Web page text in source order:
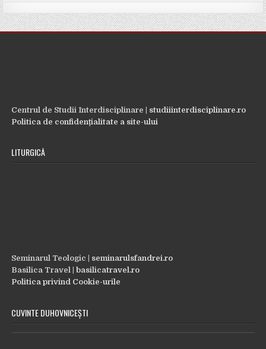
Centrul de Studii Interdisciplinare | studiiinterdisciplinare.ro
Politica de confidențialitate a site-ului
LITURGICĂ
Seminarul Teologic | seminarulsfandrei.ro
Basilica Travel |basilicatravel.ro
Politica privind Cookie-urile
CUVINTE DUHOVNICEȘTI